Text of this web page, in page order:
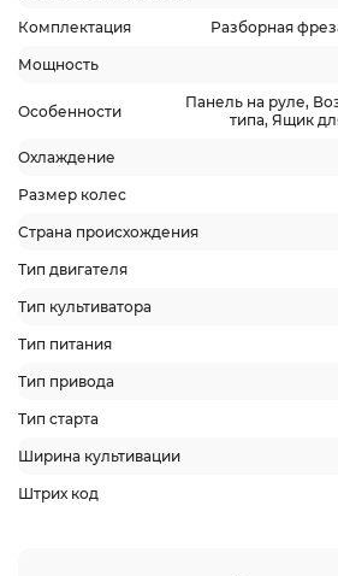
Комплектация Разборная
Мощность
Особенности
Панель на руле,
типа, Ящик
Охлаждение
Размер колес
Страна происхождения
Тип двигателя
Тип культиватора
Тип питания
Тип привода
Тип старта
Ширина культивации
Штрих код